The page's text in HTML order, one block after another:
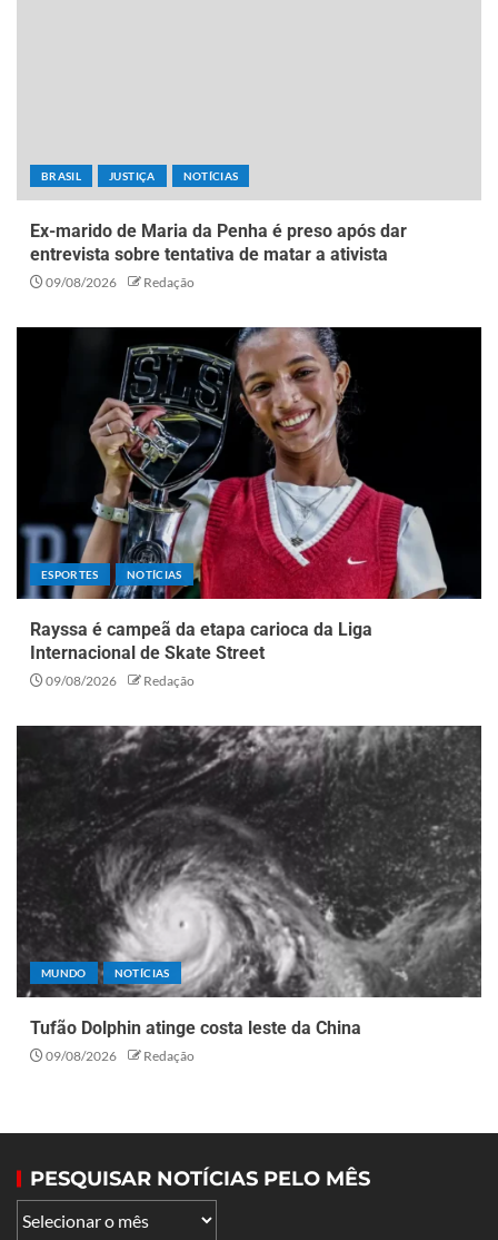
BRASIL JUSTIÇA NOTÍCIAS
Ex-marido de Maria da Penha é preso após dar
entrevista sobre tentativa de matar a ativista
09/08/2026 Redação
ESPORTES NOTÍCIAS
Rayssa é campeã da etapa carioca da Liga
Internacional de Skate Street
09/08/2026 Redação
MUNDO NOTÍCIAS
Tufão Dolphin atinge costa leste da China
09/08/2026 Redação
PESQUISAR NOTÍCIAS PELO MÊS